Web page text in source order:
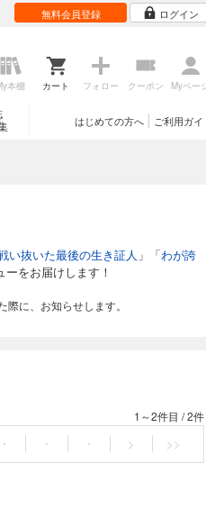
無料会員登録 ログイン
本棚 カート フォロー クーポン Myペー
ご利用ガイ
はじめての方へ
い抜いた最後の生き証人 」「わが誇
ーをお届けします！
に、お知らせします。
1～2件目 /2件
・ ・ ・ > >>